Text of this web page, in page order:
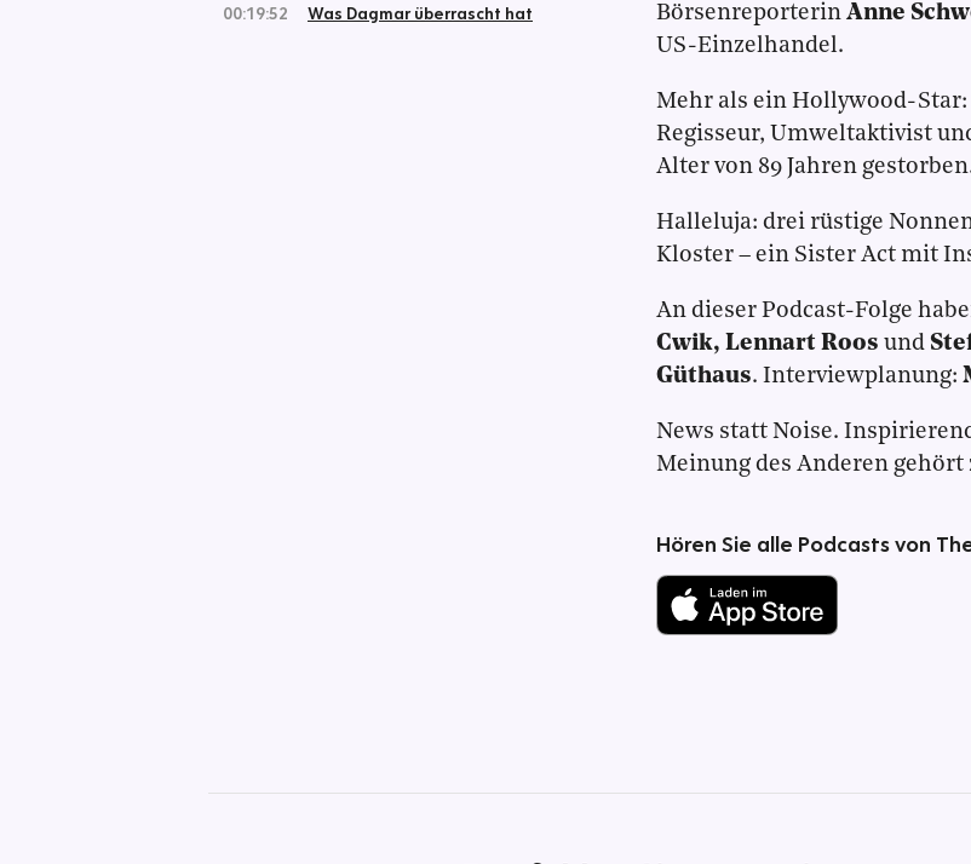
00:19:52
Was Dagmar überrascht hat Börsenreporterin Anne
US-Einzelhandel.
Mehr als ein Hollywood-Star:
Regisseur, Umweltaktivist
Alter von 89 Jahren
Halleluja: drei rüstige
Kloster – ein Sister Act mit
An dieser Podcast-Folge
Cwik, Lennart Roos und
Güthaus. Interviewplanung:
News statt Noise.
Meinung des Anderen gehört
Hören Sie alle Podcasts von